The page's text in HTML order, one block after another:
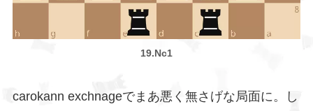
19.Nc1
carokann exchnageでまあ悪く無さげな局面に。し